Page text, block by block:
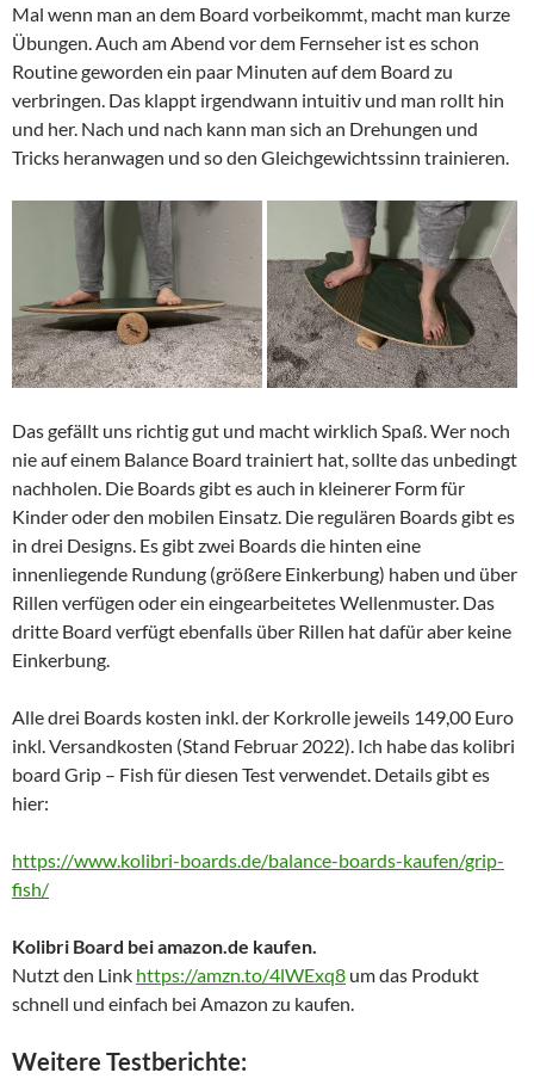
Mal wenn man an dem Board vorbeikommt, macht man kurze
Übungen. Auch am Abend vor dem Fernseher ist es schon
Routine geworden ein paar Minuten auf dem Board zu
verbringen. Das klappt irgendwann intuitiv und man rollt hin
und her. Nach und nach kann man sich an Drehungen und
Tricks heranwagen und so den Gleichgewichtssinn trainieren.
Das gefällt uns richtig gut und macht wirklich Spaß. Wer noch
nie auf einem Balance Board trainiert hat, sollte das unbedingt
nachholen. Die Boards gibt es auch in kleinerer Form für
Kinder oder den mobilen Einsatz. Die regulären Boards gibt es
in drei Designs. Es gibt zwei Boards die hinten eine
innenliegende Rundung (größere Einkerbung) haben und über
Rillen verfügen oder ein eingearbeitetes Wellenmuster. Das
dritte Board verfügt ebenfalls über Rillen hat dafür aber keine
Einkerbung.
Alle drei Boards kosten inkl. der Korkrolle jeweils 149,00 Euro
inkl. Versandkosten (Stand Februar 2022). Ich habe das kolibri
board Grip – Fish für diesen Test verwendet. Details gibt es
hier:
https://www.kolibri-boards.de/balance-boards-kaufen/grip-
fish/
Kolibri Board bei amazon.de kaufen.
Nutzt den Link https://amzn.to/4lWExq8 um das Produkt
schnell und einfach bei Amazon zu kaufen.
Weitere Testberichte: